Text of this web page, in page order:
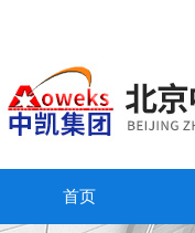
首页